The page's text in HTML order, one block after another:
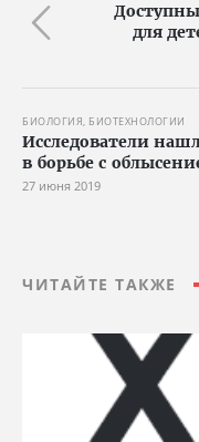
для
БИОЛОГИЯ, БИОТЕХНОЛОГИИ
Исследователи
в борьбе с
27 июня 2019
ЧИТАЙТЕ ТАКЖЕ